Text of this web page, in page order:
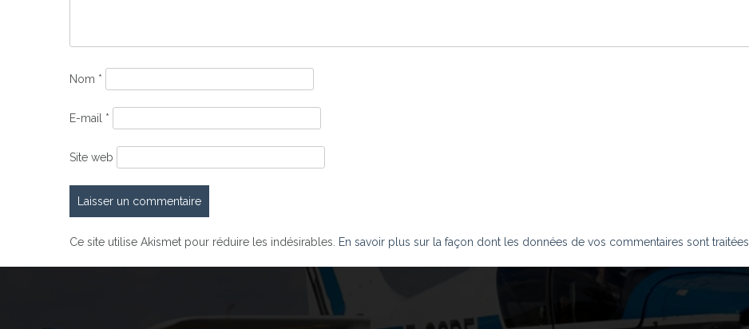
Nom *
E-mail *
Site web
Ce site utilise Akismet pour réduire les indésirables. En savoir plus sur la façon dont les données de vos commentaires sont traitées